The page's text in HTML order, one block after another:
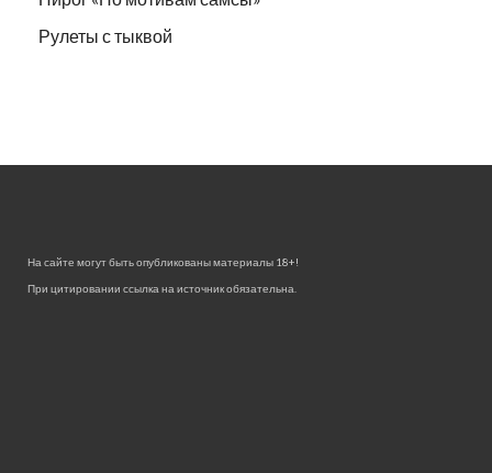
Рулеты с тыквой
На сайте могут быть опубликованы материалы 18+!
При цитировании ссылка на источник обязательна.